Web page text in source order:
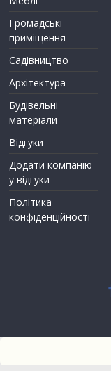
Громадські
приміщення
Садівництво
Архітектура
Будівельні
матеріали
Відгуки
Додати компанію
у відгуки
Політика
конфіденційності